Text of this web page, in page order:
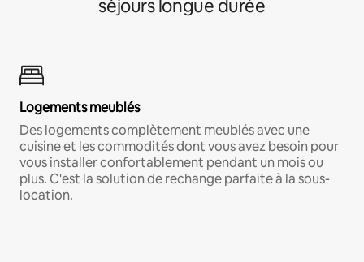
séjours longue durée
Logements meublés
Des logements complètement meublés avec une
cuisine et les commodités dont vous avez besoin pour
vous installer confortablement pendant un mois ou
plus. C'est la solution de rechange parfaite à la sous-
location.